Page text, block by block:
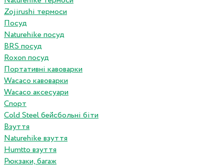
Zojirushi термоси
Посуд
Naturehike посуд
BRS посуд
Roxon посуд
Портативні кавоварки
Wacaco кавоварки
Wacaco аксесуари
Спорт
Cold Steel бейсбольні біти
Взуття
Naturehike взуття
Humtto взуття
Рюкзаки, багаж